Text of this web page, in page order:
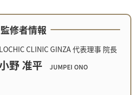
監修者情報
LOCHIC CLINIC GINZA 代表理事 院長
野 准平 JUMPEI ONO